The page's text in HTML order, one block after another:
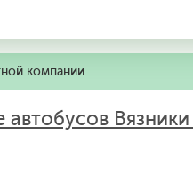
компании.
автобусов